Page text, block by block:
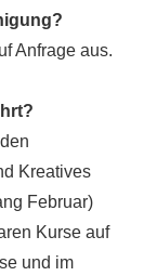
Anfrage aus.
Kreatives
Februar)
Kurse auf
und im